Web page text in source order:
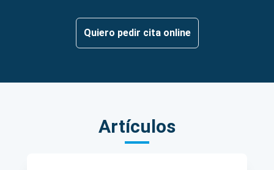
Quiero pedir cita online
Artículos